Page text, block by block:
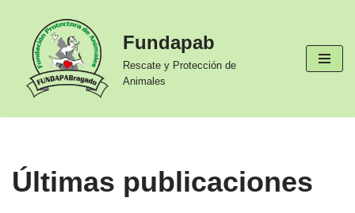
contenido
Fundapab
Rescate y Protección de
Animales
Últimas publicaciones